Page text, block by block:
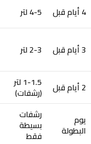
4 أيام قبل 4-5 لتر
3 أيام قبل 2-3 لتر
2 أيام قبل
1-1.5 لتر
(رشفات)
يوم
البطولة
رشفات
بسيطة
فقط